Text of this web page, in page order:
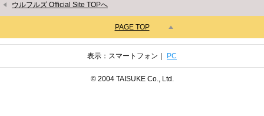
ウルフルズ Official Site TOPへ
PAGE TOP
表示：スマートフォン｜ PC
© 2004 TAISUKE Co., Ltd.